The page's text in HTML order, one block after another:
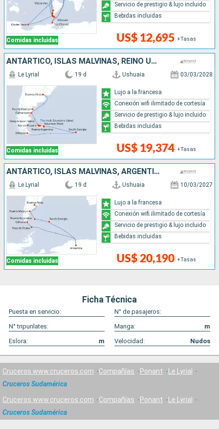
Comidas incluidas US$ 12,695 +Tasas
Servicio de prestigio & lujo incluido
Bebidas incluidas
ANTÁRTICO, ISLAS MALVINAS, REINO UNIDO, ARGENTINA
Comidas incluidas
Le Lyrial 19 d Ushuaia 03/03/2028
US$ 19,374 +Tasas
Lujo a la francesa
Conexión wifi ilimitado de cortesía
Servicio de prestigio & lujo incluido
Bebidas incluidas
ANTÁRTICO, ISLAS MALVINAS, ARGENTINA
Comidas incluidas
Le Lyrial 19 d Ushuaia 10/03/2027
US$ 20,190 +Tasas
Lujo a la francesa
Conexión wifi ilimitado de cortesía
Servicio de prestigio & lujo incluido
Bebidas incluidas
Ficha Técnica
Puesta en servicio:
N° de pasajeros:
N° tripunlates:
Manga:
m
Eslora:
m Velocidad: Nudos
Cruceros www.cruceros.com Compañías Ponant
Le Lyrial
Cruceros Sudamérica
Cruceros www.cruceros.com Compañías Ponant
Le Lyrial
Cruceros Sudamérica